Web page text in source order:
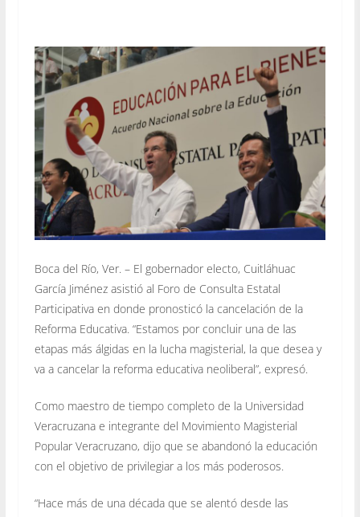
Boca del Río, Ver. – El gobernador electo, Cuitláhuac
García Jiménez asistió al Foro de Consulta Estatal
Participativa en donde pronosticó la cancelación de la
Reforma Educativa. “Estamos por concluir una de las
etapas más álgidas en la lucha magisterial, la que desea y
va a cancelar la reforma educativa neoliberal”, expresó.
Como maestro de tiempo completo de la Universidad
Veracruzana e integrante del Movimiento Magisterial
Popular Veracruzano, dijo que se abandonó la educación
con el objetivo de privilegiar a los más poderosos.
“Hace más de una década que se alentó desde las